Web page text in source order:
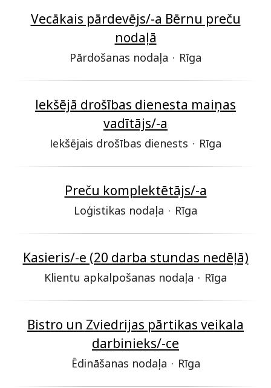
Vecākais pārdevējs/-a Bērnu preču
nodaļā
Pārdošanas nodaļa · Rīga
Iekšējā drošības dienesta maiņas
vadītājs/-a
Iekšējais drošības dienests · Rīga
Preču komplektētājs/-a
Loģistikas nodaļa · Rīga
Kasieris/-e (20 darba stundas nedēļā)
Klientu apkalpošanas nodaļa · Rīga
Bistro un Zviedrijas pārtikas veikala
darbinieks/-ce
Ēdināšanas nodaļa · Rīga